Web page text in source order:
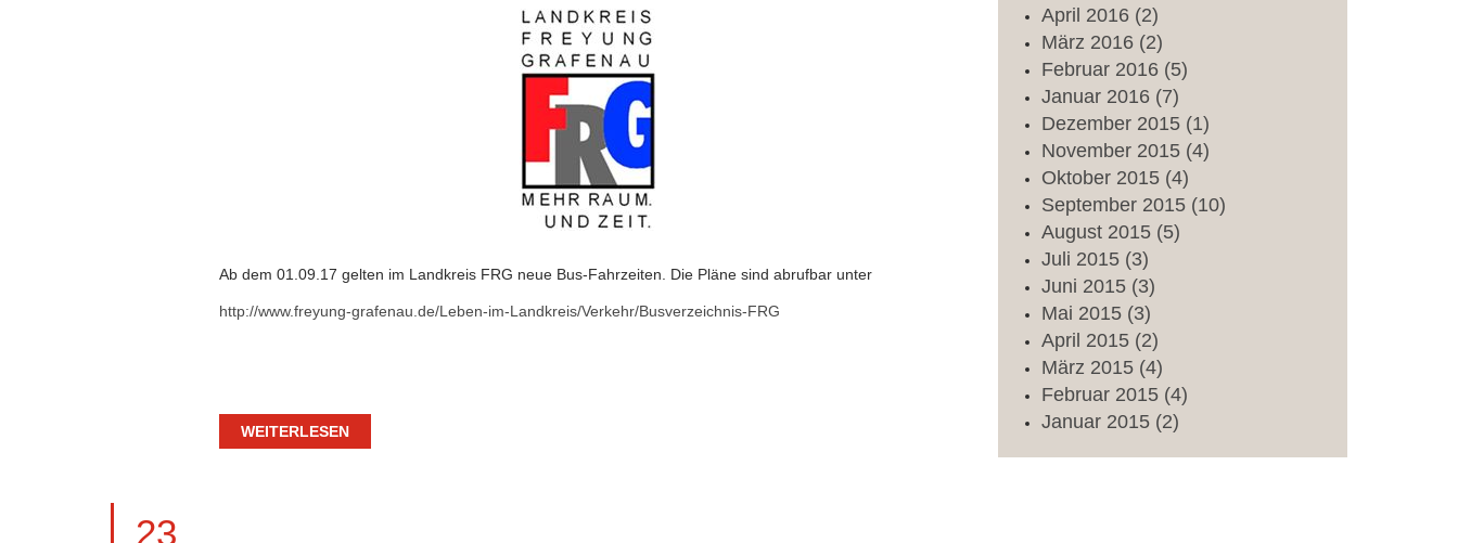
Ab dem 01.09.17 gelten im Landkreis FRG neue Bus-Fahrzeiten. Die Pläne sind abrufbar unter
http://www.freyung-grafenau.de/Leben-im-Landkreis/Verkehr/Busverzeichnis-FRG
WEITERLESEN
23
April 2016 (2)
März 2016 (2)
Februar 2016 (5)
Januar 2016 (7)
Dezember 2015 (1)
November 2015 (4)
Oktober 2015 (4)
September 2015 (10)
August 2015 (5)
Juli 2015 (3)
Juni 2015 (3)
Mai 2015 (3)
April 2015 (2)
März 2015 (4)
Februar 2015 (4)
Januar 2015 (2)